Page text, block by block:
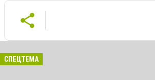
СПЕЦТЕМА